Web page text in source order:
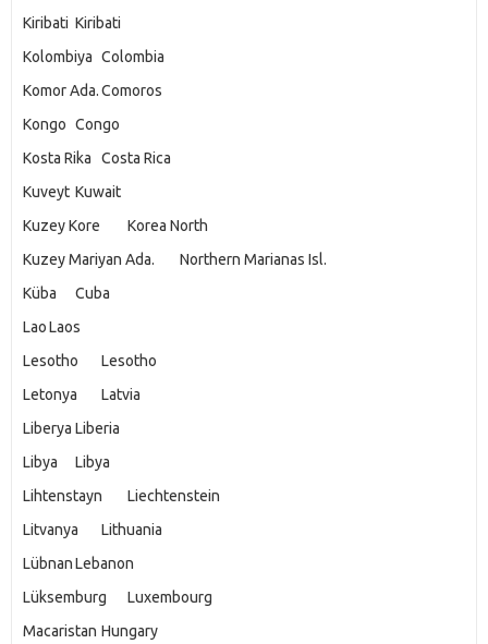
Kiribati Kiribati
Kolombiya Colombia
Komor Ada.Comoros
Kongo Congo
Kosta Rika
Costa Rica
Kuveyt Kuwait
Kuzey Kore
Korea North
Kuzey Mariyan Ada.
Northern Marianas Isl.
Küba
Cuba
LaoLaos
Lesotho
Lesotho
Letonya
Latvia
Liberya Liberia
Libya
Libya
Lihtenstayn
Liechtenstein
Litvanya
Lithuania
LübnanLebanon
Lüksemburg
Luxembourg
Macaristan Hungary